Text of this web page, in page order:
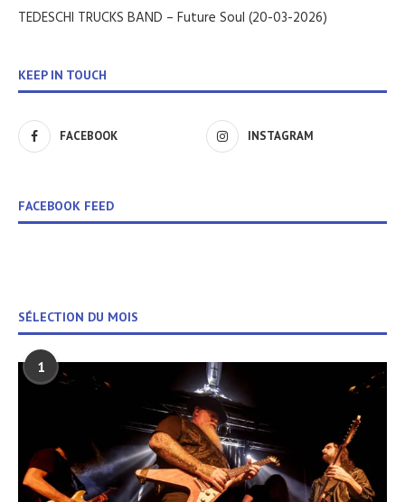
TEDESCHI TRUCKS BAND – Future Soul (20-03-2026)
KEEP IN TOUCH
FACEBOOK INSTAGRAM
FACEBOOK FEED
SÉLECTION DU MOIS
1